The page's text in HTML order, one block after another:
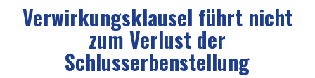
Verwirkungsklausel führt nicht
zum Verlust der
Schlusserbenstellung